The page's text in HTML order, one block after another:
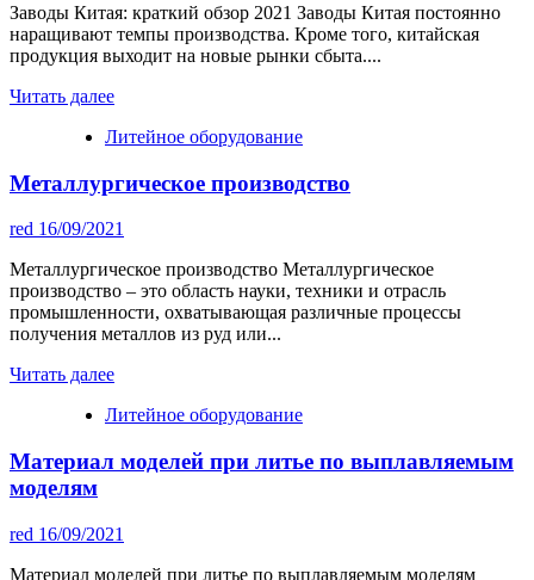
Заводы Китая: краткий обзор 2021 Заводы Китая постоянно
наращивают темпы производства. Кроме того, китайская
продукция выходит на новые рынки сбыта....
Читать далее
Литейное оборудование
Металлургическое производство
red 16/09/2021
Металлургическое производство Металлургическое
производство – это область науки, техники и отрасль
промышленности, охватывающая различные процессы
получения металлов из руд или...
Читать далее
Литейное оборудование
Материал моделей при литье по выплавляемым
моделям
red 16/09/2021
Материал моделей при литье по выплавляемым моделям